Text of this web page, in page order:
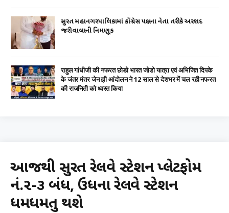
સુરત મહાનગરપાલિકામાં કોંગ્રેસ પક્ષના નેતા તરીકે અરશદ
જરીવાલાની નિમણૂક
राहुल गांधीजी की नफरत छोडो भारत जोडो यात्रा एवं अभिजित दिपके
के जंतर मंतर जेन झी आंदोलन ने 12 साल से देशभर में चल रही नफरत
की राजनिती को ध्वस्त किया
આજથી સુરત રેલવે સ્ટેશન પ્લેટફોમ
નં.૨-૩ બંધ, ઉધના રેલવે સ્ટેશન
ધમધમતુ થશે